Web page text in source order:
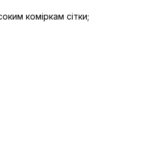
коміркам сітки;